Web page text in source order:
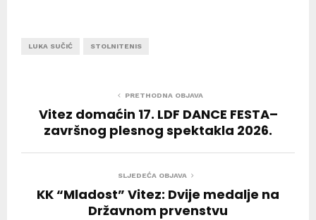
LUKA SUČIĆ STOLNITENIS
PRETHODNA OBJAVA
Vitez domaćin 17. LDF DANCE FESTA–
završnog plesnog spektakla 2026.
SLJEDEĆA OBJAVA
KK “Mladost” Vitez: Dvije medalje na
Državnom prvenstvu